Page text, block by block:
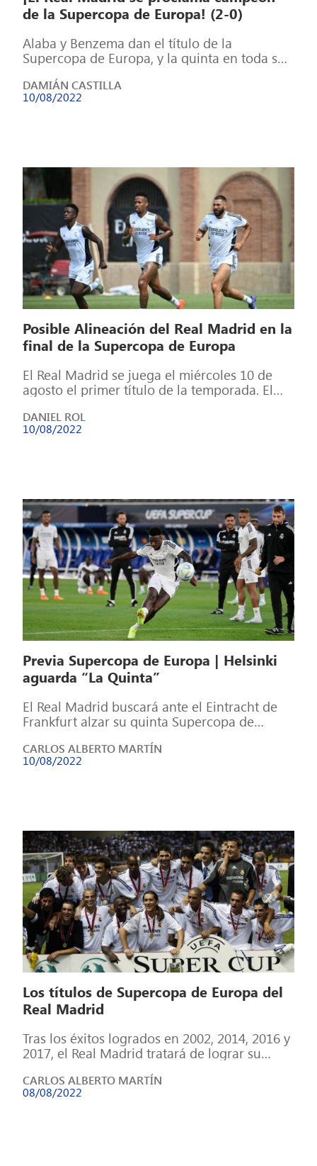
de la Supercopa de Europa! (2-0)
Alaba y Benzema dan el título de la
Supercopa de Europa, y la quinta en toda su
DAMIÁN CASTILLA
10/08/2022
Posible Alineación del Real Madrid en la
final de la Supercopa de Europa
El Real Madrid se juega el miércoles 10 de
agosto el primer título de la temporada. El
DANIEL ROL
10/08/2022
Previa Supercopa de Europa | Helsinki
aguarda “La Quinta”
El Real Madrid buscará ante el Eintracht de
Frankfurt alzar su quinta Supercopa de
CARLOS ALBERTO MARTÍN
10/08/2022
Los títulos de Supercopa de Europa del
Real Madrid
Tras los éxitos logrados en 2002, 2014, 2016 y
2017, el Real Madrid tratará de lograr su
CARLOS ALBERTO MARTÍN
08/08/2022